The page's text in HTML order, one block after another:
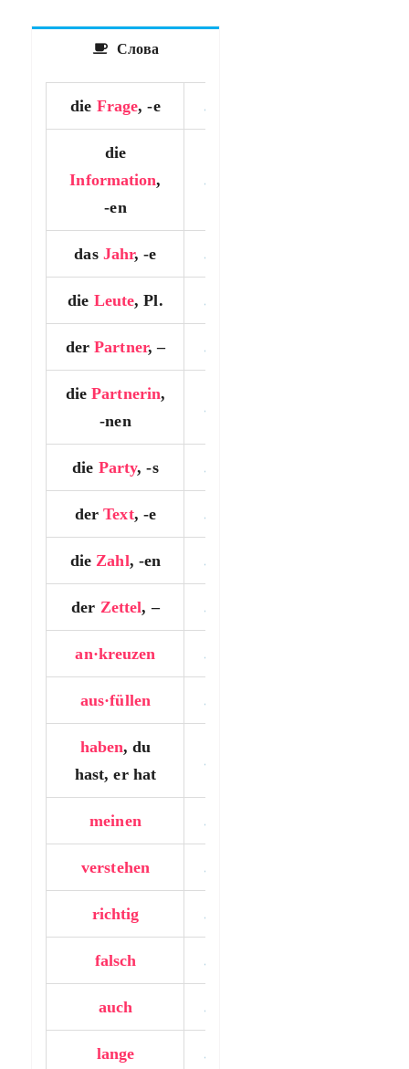
Слова
die Frage, -e …….
die
Information,
-en
…….
dasJahr, -e …….
die Leute, Pl. …….
der Partner, – …….
die Partnerin,
-nen
…….
die Party, -s …….
der Text, -e …….
die Zahl, -en …….
der Zettel, – …….
an·kreuzen …….
aus·füllen …….
haben, du
hast, er hat
…….
meinen …….
verstehen …….
richtig …….
falsch …….
auch …….
lange …….